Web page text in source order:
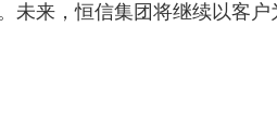
未来，恒信集团将继续以客